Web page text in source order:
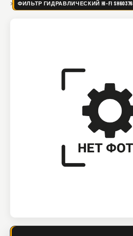
ФИЛЬТР ГИДРАВЛИЧЕСКИЙ HI-FI SH60376